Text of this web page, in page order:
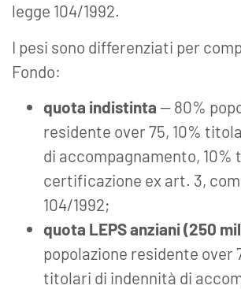
legge 104/1992.
I pesi sono differenziati per
Fondo:
quota indistinta — 80%
residente over 75, 10%
di accompagnamento, 10%
certificazione ex art. 3,
104/1992;
quota LEPS anziani (250
popolazione residente over
titolari di indennità di